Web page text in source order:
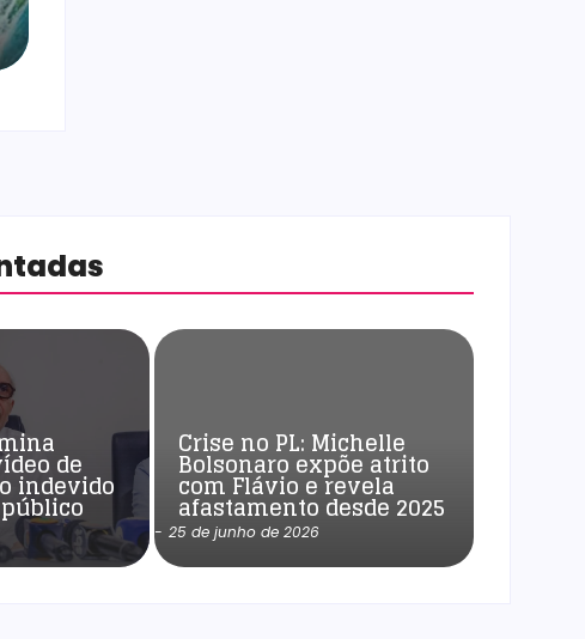
de
indevido
Crise no PL: Michelle
Bolsonaro expõe atrito
com Flávio e revela
afastamento desde 2025
- 25 de junho de 2026